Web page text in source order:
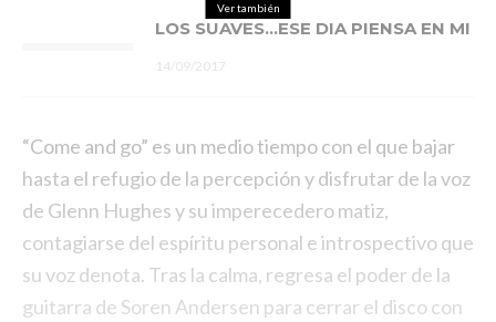
Ver también
LOS SUAVES…ESE DIA PIENSA EN MI
14/09/2017
“Come and go” es un medio tiempo con el que bajar
hasta el refugio de la percepción y disfrutar de la voz
de Glenn Hughes y su imperecedero matiz,
contagiarse del espíritu personal e introspectivo que
su voz denota. Tras la calma, regresa el poder de la
guitarra de Soren Andersen para cerrar el disco con